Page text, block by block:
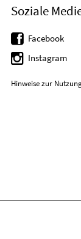
Soziale
Facebook
Instagram
Hinweise zur